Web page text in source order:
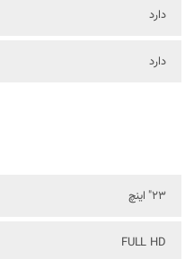
دارد
دارد
23" اینچ
FULL HD